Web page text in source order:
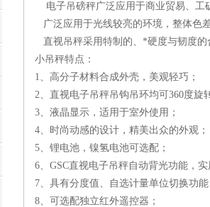
电子吊磅秤广泛应用于商业贸易、工
广泛应用于光线较亮的环境，整体色
直视吊秤采用特制的、*硬度与韧度的
小吊秤特点：
1、高分子材料合成外壳，美观轻巧；
2、直视电子吊秤吊钩吊环均可360度旋
3、液晶显示，适用于室外使用；
4、时尚动感的设计，精美出众的外观；
5、锂电池，镍氢电池可选配；
6、GSC直视电子吊秤自动背光功能，实
7、具有分度值、自选计量单位切换功能
8、可选配独立红外遥控器；